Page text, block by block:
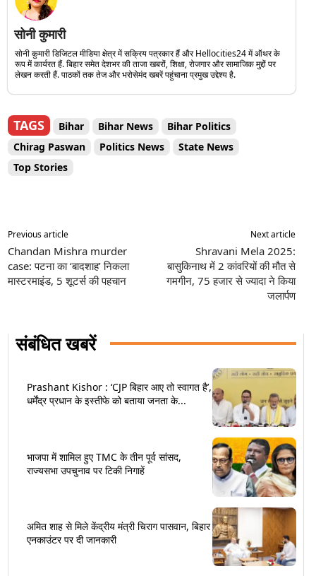
सोनी कुमारी
सोनी कुमारी डिजिटल मीडिया क्षेत्र में सक्रिय पत्रकार हैं और Hellocities24 में ऑथर के
रूप में कार्यरत हैं. बिहार समेत देशभर की ताजा खबरों, शिक्षा, रोजगार और सामाजिक मुद्दों पर
लेखन करती हैं. पाठकों तक तेज और भरोसेमंद खबरें पहुंचाना प्रमुख उद्देश्य है.
TAGS Bihar Bihar News
Bihar Politics
Chirag Paswan
Politics News
State News
Top Stories
Previous article
Chandan Mishra murder
case: पटना का ‘बादशाह’ निकला
मास्टरमाइंड, 5 शूटर्स की पहचान
Next article
Shravani Mela 2025:
बासुकिनाथ में 2 कांवरियों की मौत से
गमगीन, 75 हजार से ज्यादा ने किया
जलार्पण
संबंधित खबरें
Prashant Kishor : ‘CJP बिहार आए तो स्वागत है’,
धर्मेंद्र प्रधान के इस्तीफे को बताया जनता के...
भाजपा में शामिल हुए TMC के तीन पूर्व सांसद,
राज्यसभा उपचुनाव पर टिकी निगाहें
अमित शाह से मिले केंद्रीय मंत्री चिराग पासवान, बिहार
एनकाउंटर पर दी जानकारी